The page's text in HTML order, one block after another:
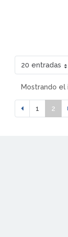
20 entradas
Mostrando el
1 2